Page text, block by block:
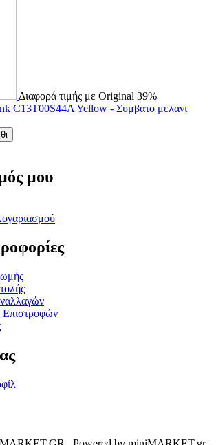
Διαφορά τιμής με Original 39%
C13T00S44A Yellow - Συμβατο μελανι
μου
Επιστροφών